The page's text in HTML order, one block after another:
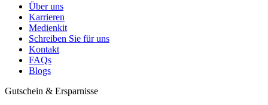
Über uns
Karrieren
Medienkit
Schreiben Sie für uns
Kontakt
FAQs
Blogs
Gutschein & Ersparnisse